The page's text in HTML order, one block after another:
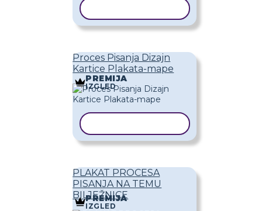
Proces Pisanja Dizajn
Kartice Plakata-mape
PREMIJA
IZGLED
PLAKAT PROCESA
PISANJA NA TEMU
BILJEŽNICE
PREMIJA
IZGLED